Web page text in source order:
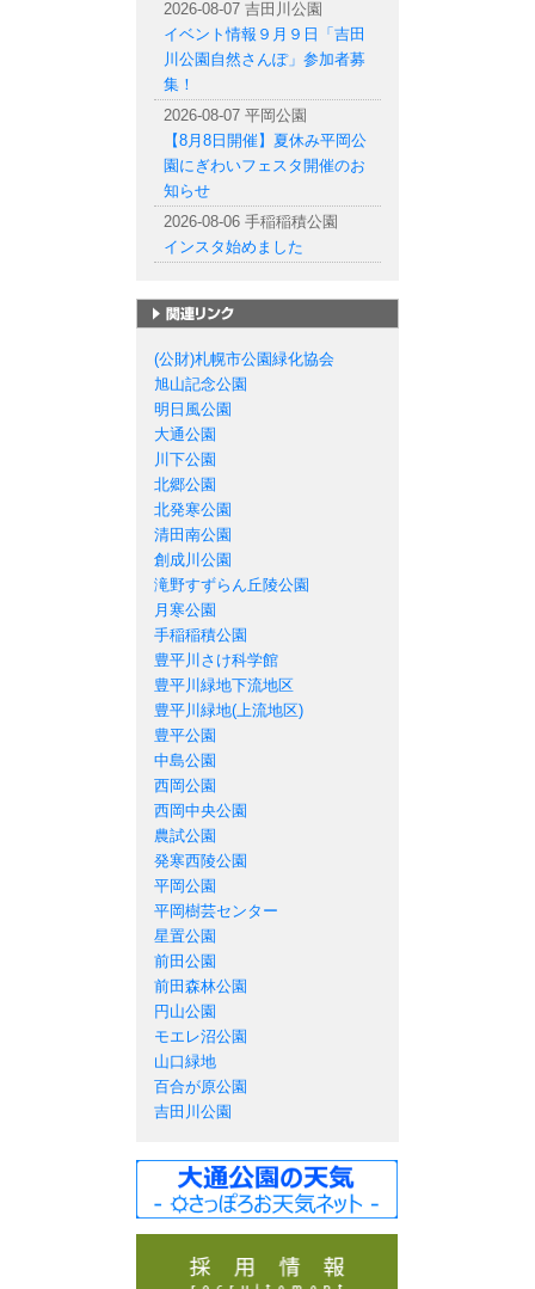
2026-08-07 吉田川公園
イベント情報９月９日「吉田
川公園自然さんぽ」参加者募
集！
2026-08-07 平岡公園
【8月8日開催】夏休み平岡公
園にぎわいフェスタ開催のお
知らせ
2026-08-06 手稲稲積公園
インスタ始めました
(公財)札幌市公園緑化協会
旭山記念公園
明日風公園
大通公園
川下公園
北郷公園
北発寒公園
清田南公園
創成川公園
滝野すずらん丘陵公園
月寒公園
手稲稲積公園
豊平川さけ科学館
豊平川緑地下流地区
豊平川緑地(上流地区)
豊平公園
中島公園
西岡公園
西岡中央公園
農試公園
発寒西陵公園
平岡公園
平岡樹芸センター
星置公園
前田公園
前田森林公園
円山公園
モエレ沼公園
山口緑地
百合が原公園
吉田川公園